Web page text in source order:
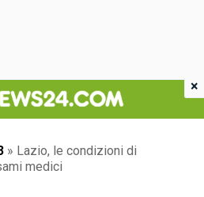
» Lazio, le condizioni di
medici
×